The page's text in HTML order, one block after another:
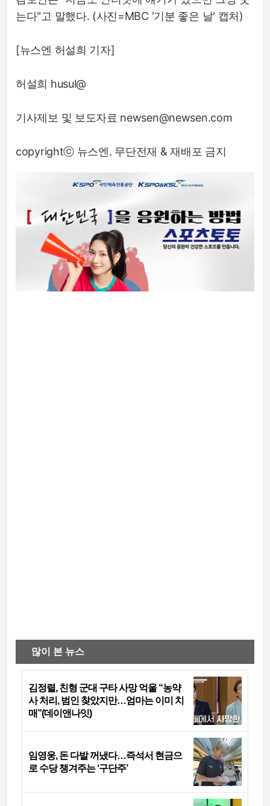
는다"고 말했다. (사진=MBC '기분 좋은 날' 캡처)
[뉴스엔 허설희 기자]
허설희 husul@
기사제보 및 보도자료 newsen@newsen.com
copyrightⓒ 뉴스엔. 무단전재 & 재배포 금지
많이 본 뉴스
김정렬, 친형 군대 구타 사망 억울 “농약
사 처리, 범인 찾았지만…엄마는 이미 치
매”(데이앤나잇)
임영웅, 돈 다발 꺼냈다…즉석서 현금으
로 수당 챙겨주는 ‘구단주’